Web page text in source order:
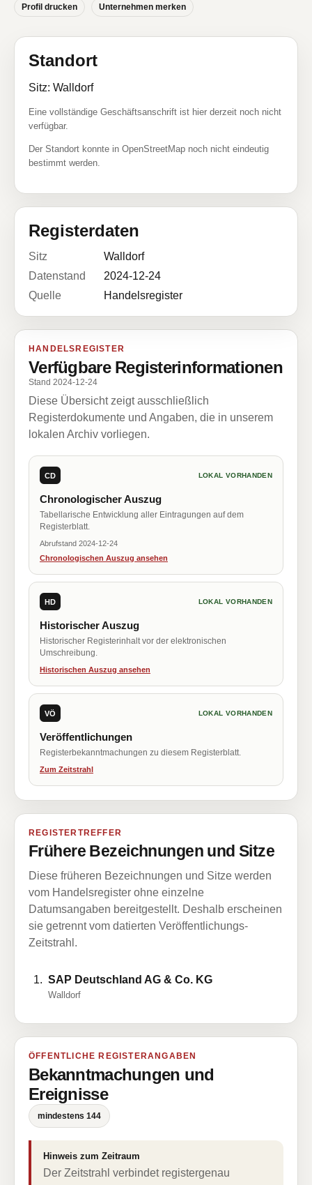
Profil drucken Unternehmen merken
Standort
Sitz: Walldorf
Eine vollständige Geschäftsanschrift ist hier derzeit noch nicht
verfügbar.
Der Standort konnte in OpenStreetMap noch nicht eindeutig
bestimmt werden.
Registerdaten
Sitz
Walldorf
Datenstand
2024-12-24
Quelle
Handelsregister
HANDELSREGISTER
Verfügbare Registerinformationen
Stand 2024-12-24
Diese Übersicht zeigt ausschließlich
Registerdokumente und Angaben, die in unserem
lokalen Archiv vorliegen.
CD LOKAL VORHANDEN
Chronologischer Auszug
Tabellarische Entwicklung aller Eintragungen auf dem
Registerblatt.
Abrufstand 2024-12-24
Chronologischen Auszug ansehen
HD LOKAL VORHANDEN
Historischer Auszug
Historischer Registerinhalt vor der elektronischen
Umschreibung.
Historischen Auszug ansehen
VÖ LOKAL VORHANDEN
Veröffentlichungen
Registerbekanntmachungen zu diesem Registerblatt.
Zum Zeitstrahl
REGISTERTREFFER
Frühere Bezeichnungen und Sitze
Diese früheren Bezeichnungen und Sitze werden
vom Handelsregister ohne einzelne
Datumsangaben bereitgestellt. Deshalb erscheinen
sie getrennt vom datierten Veröffentlichungs-
Zeitstrahl.
SAP Deutschland AG & Co. KG
Walldorf
ÖFFENTLICHE REGISTERANGABEN
Bekanntmachungen und
Ereignisse
mindestens 144
Hinweis zum Zeitraum
Der Zeitstrahl verbindet registergenau